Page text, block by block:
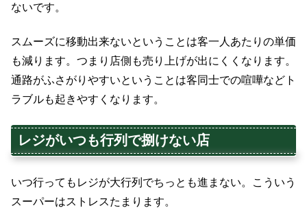
ないです。
スムーズに移動出来ないということは客一人あたりの単価
も減ります。つまり店側も売り上げが出にくくなります。
通路がふさがりやすいということは客同士での喧嘩などト
ラブルも起きやすくなります。
レジがいつも行列で捌けない店
いつ行ってもレジが大行列でちっとも進まない。こういう
スーパーはストレスたまります。